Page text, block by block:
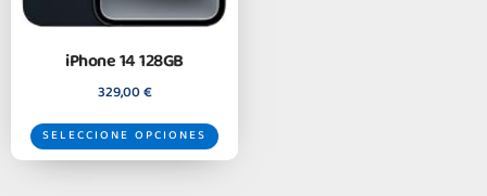
iPhone 14 128GB
329,00€
SELECCIONE OPCIONES